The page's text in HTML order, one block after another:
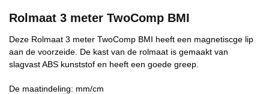
Rolmaat 3 meter TwoComp BMI
Deze Rolmaat 3 meter TwoComp BMI heeft een magnetiscge lip
aan de voorzeide. De kast van de rolmaat is gemaakt van
slagvast ABS kunststof en heeft een goede greep.
De maatindeling: mm/cm